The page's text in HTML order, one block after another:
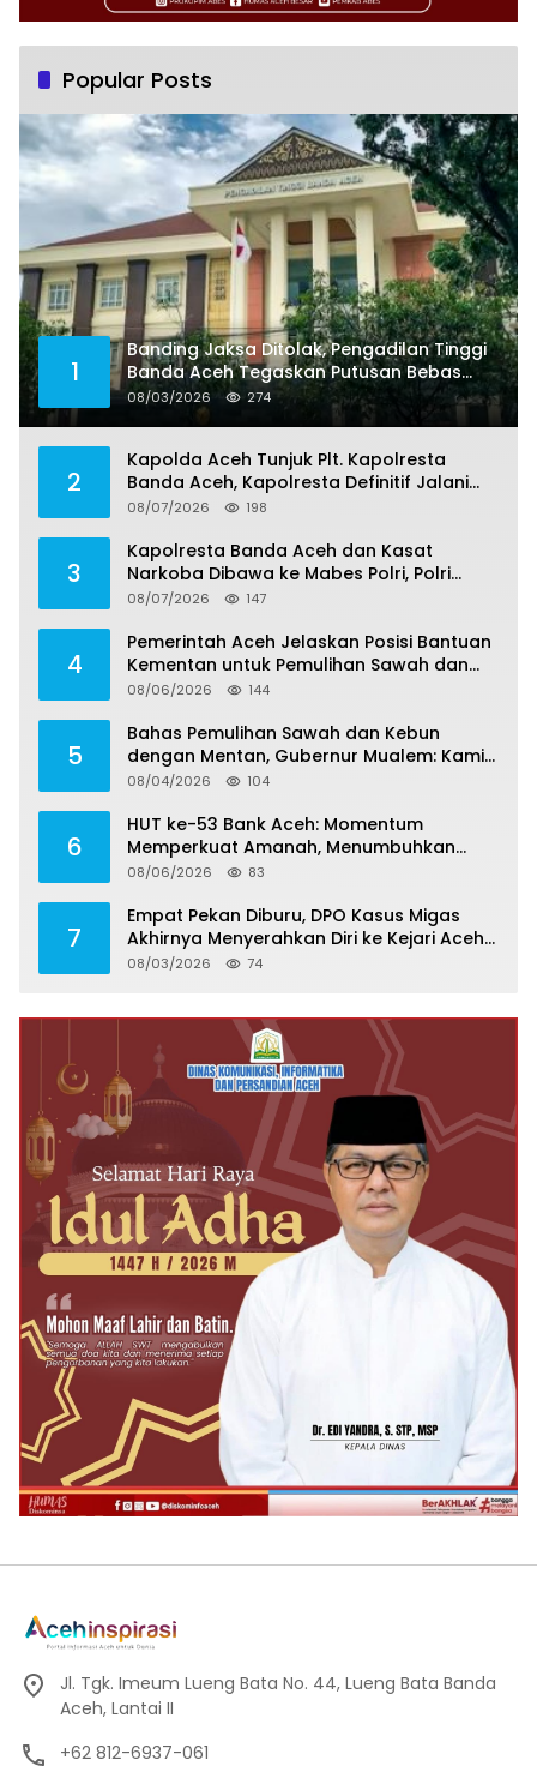
Popular Posts
1
Banding Jaksa Ditolak, Pengadilan Tinggi
Banda Aceh Tegaskan Putusan Bebas
Dua Terdakwa Korupsi Tak Bisa Diajukan
Banding
08/03/2026 274
2
Kapolda Aceh Tunjuk Plt. Kapolresta
Banda Aceh, Kapolresta Definitif Jalani
Pemeriksaan di Mabes Polri
08/07/2026 198
3
Kapolresta Banda Aceh dan Kasat
Narkoba Dibawa ke Mabes Polri, Polri
Tegaskan Proses Berjalan Profesional dan
08/07/2026 147
4
Pemerintah Aceh Jelaskan Posisi Bantuan
Kementan untuk Pemulihan Sawah dan
Kebun
08/06/2026 144
5
Bahas Pemulihan Sawah dan Kebun
dengan Mentan, Gubernur Mualem: Kami
Butuh Dukungan Pak Menteri
08/04/2026 104
6
HUT ke-53 Bank Aceh: Momentum
Memperkuat Amanah, Menumbuhkan
Keberkahan Bagi Aceh
08/06/2026 83
7
Empat Pekan Diburu, DPO Kasus Migas
Akhirnya Menyerahkan Diri ke Kejari Aceh
Selatan
08/03/2026 74
Jl. Tgk. Imeum Lueng Bata No. 44, Lueng Bata Banda
Aceh, Lantai II
+62 812-6937-061